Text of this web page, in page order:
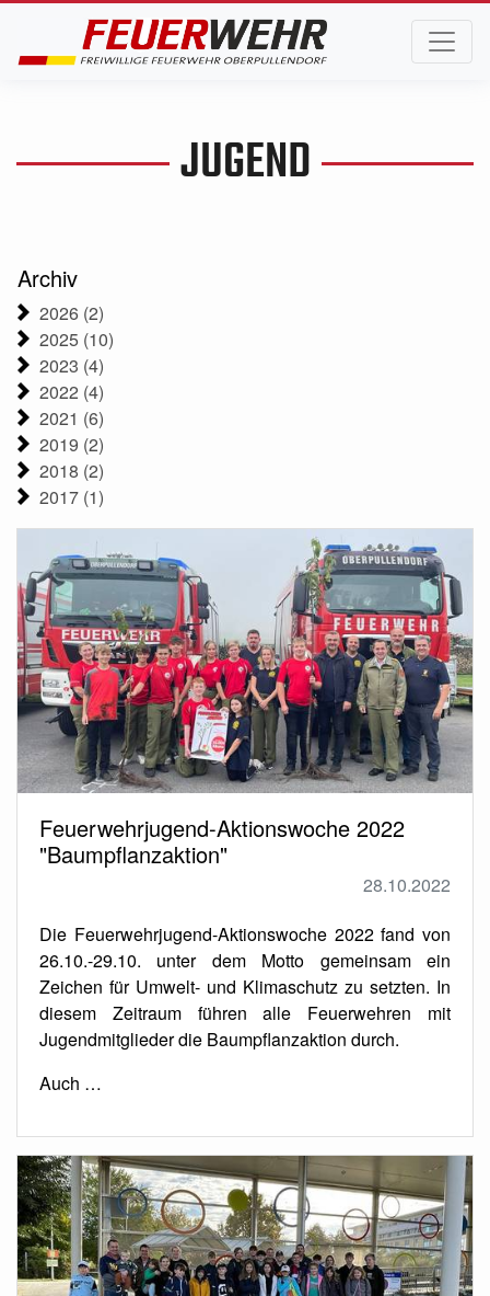
JUGEND
Feuerwehrjugend-Aktionswoche 2022
"Baumpflanzaktion"
28.10.2022
Die Feuerwehrjugend-Aktionswoche 2022 fand von
26.10.-29.10. unter dem Motto gemeinsam ein
Zeichen für Umwelt- und Klimaschutz zu setzten. In
diesem Zeitraum führen alle Feuerwehren mit
Jugendmitglieder die Baumpflanzaktion durch.
Auch …
Archiv
2026 (2)
2025 (10)
2023 (4)
2022 (4)
2021 (6)
2019 (2)
2018 (2)
2017 (1)